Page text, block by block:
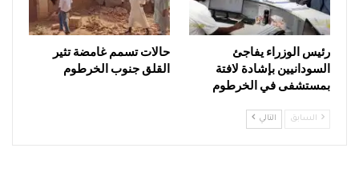
رئيس الوزراء يفاجئ
السودانيين بإشادة لافتة
بمستشفى في الخرطوم
حالات تسمم غامضة تثير
القلق جنوب الخرطوم
السابق التالي